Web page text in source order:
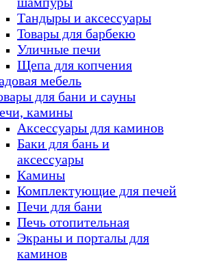
Тандыры и аксессуары
Товары для барбекю
Уличные печи
Щепа для копчения
мебель
для бани и сауны
камины
Аксессуары для каминов
Баки для бань и
аксессуары
Камины
Комплектующие для печей
Печи для бани
Печь отопительная
Экраны и порталы для
каминов